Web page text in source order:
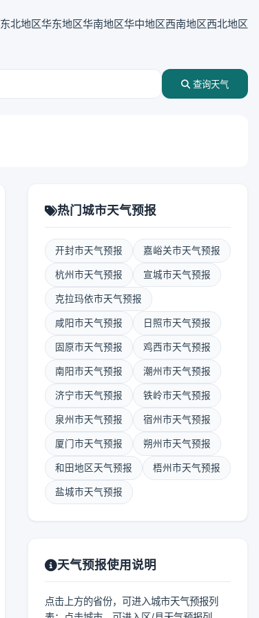
东北地区华东地区华南地区华中地区西南地区西北地区
查询天气
热门城市天气预报
开封市天气预报 嘉峪关市天气预报
杭州市天气预报 宣城市天气预报
克拉玛依市天气预报
咸阳市天气预报 日照市天气预报
固原市天气预报 鸡西市天气预报
南阳市天气预报 潮州市天气预报
济宁市天气预报 铁岭市天气预报
泉州市天气预报 宿州市天气预报
厦门市天气预报 朔州市天气预报
和田地区天气预报 梧州市天气预报
盐城市天气预报
天气预报使用说明
点击上方的省份，可进入城市天气预报列